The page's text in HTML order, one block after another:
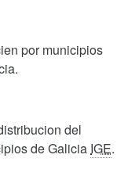
por municipios
del
de Galicia IGE.